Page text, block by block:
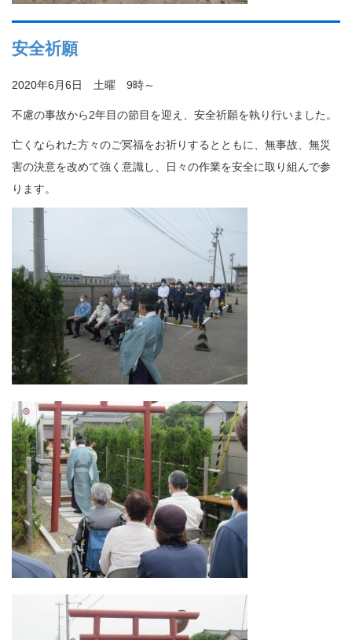
安全祈願
2020年6月6日 土曜 9時～
不慮の事故から2年目の節目を迎え、安全祈願を執り行いました。
亡くなられた方々のご冥福をお祈りするとともに、無事故、無災
害の決意を改めて強く意識し、日々の作業を安全に取り組んで参
ります。